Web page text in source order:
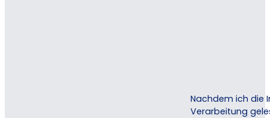
Nachdem ich die
Verarbeitung